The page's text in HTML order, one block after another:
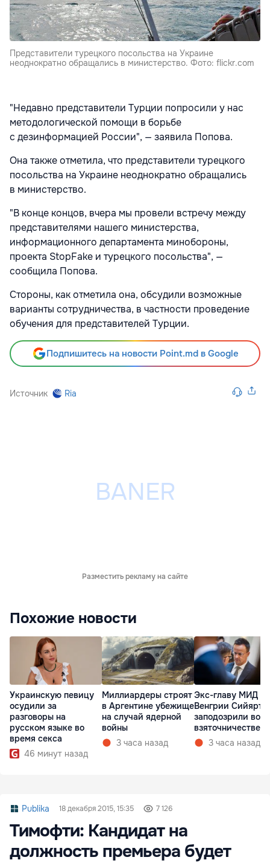
Представители турецкого посольства на Украине
неоднократно обращались в министерство. Фото: flickr.com
"Недавно представители Турции попросили у нас
методологической помощи в борьбе
с дезинформацией России", — заявила Попова.
Она также отметила, что представители турецкого
посольства на Украине неоднократно обращались
в министерство.
"В конце концов, вчера мы провели встречу между
представителями нашего министерства,
информационного департамента минобороны,
проекта StopFake и турецкого посольства", —
сообщила Попова.
Стороны, как отметила она, обсудили возможные
варианты сотрудничества, в частности проведение
обучения для представителей Турции.
Подпишитесь на новости Point.md в Google
Источник Ria
Разместить рекламу на сайте
Похожие новости
Украинскую певицу
осудили за
разговоры на
русском языке во
время секса
46 минут назад
Миллиардеры строят
в Аргентине убежище
на случай ядерной
войны
3 часа назад
Экс-главу МИД
Венгрии Сийярто
заподозрили во
взяточничестве
3 часа назад
Publika 18 декабря 2015, 15:35 7 126
Тимофти: Кандидат на
должность премьера будет